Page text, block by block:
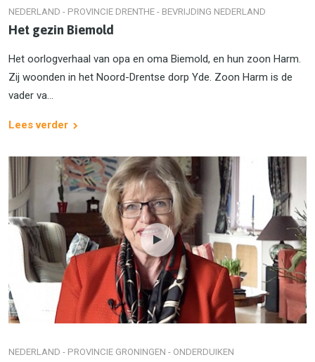
NEDERLAND - PROVINCIE DRENTHE - BEVRIJDING NEDERLAND
Het gezin Biemold
Het oorlogverhaal van opa en oma Biemold, en hun zoon Harm.
Zij woonden in het Noord-Drentse dorp Yde. Zoon Harm is de
vader va...
Lees verder
NEDERLAND - PROVINCIE GRONINGEN - ONDERDUIKEN